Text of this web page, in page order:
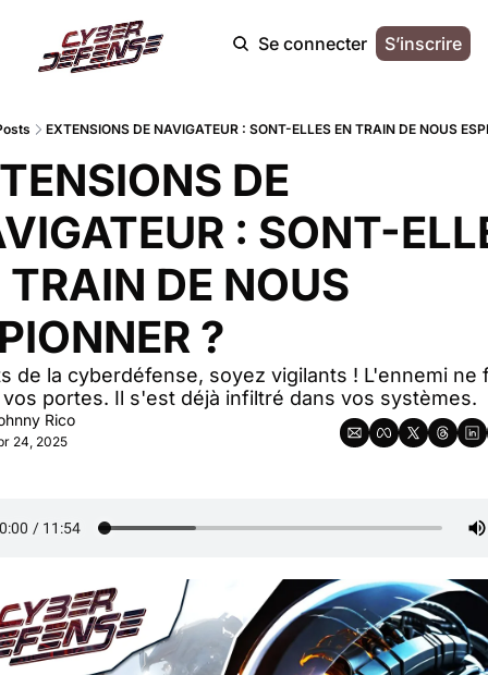
Se connecter S’inscrire
EXTENSIONS DE NAVIGATEUR : SONT-ELLES EN TRAIN DE NOUS
DE
: SONT-
TRAIN DE NOUS
?
de la cyberdéfense, soyez vigilants ! L'ennemi ne
portes. Il s'est déjà infiltré dans vos systèmes.
Rico
24, 2025